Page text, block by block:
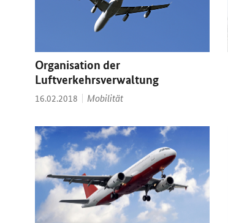
Organisation der
Luftverkehrsverwaltung
Datum:
16.02.2018 Thema:
Mobilität